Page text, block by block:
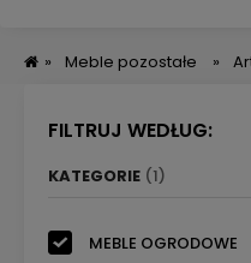
» Meble pozostałe »
FILTRUJ WEDŁUG:
KATEGORIE (1)
MEBLE OGRODOWE